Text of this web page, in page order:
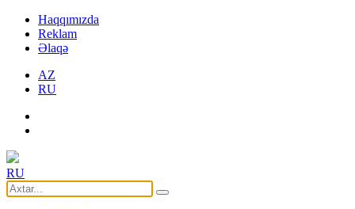
Haqqımızda
Reklam
Əlaqə
AZ
RU
RU